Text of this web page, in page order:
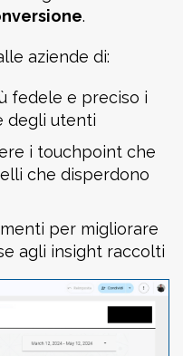
.
aziende di:
fedele e preciso i
degli utenti
i touchpoint che
che disperdono
per migliorare
agli insight raccolti